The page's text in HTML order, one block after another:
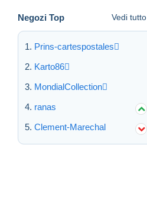
Negozi Top Vedi tutto
Prins-cartespostales
Karto86
MondialCollection
ranas
Clement-Marechal